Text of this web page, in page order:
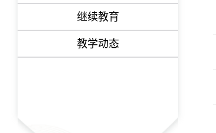
继续教育
教学动态